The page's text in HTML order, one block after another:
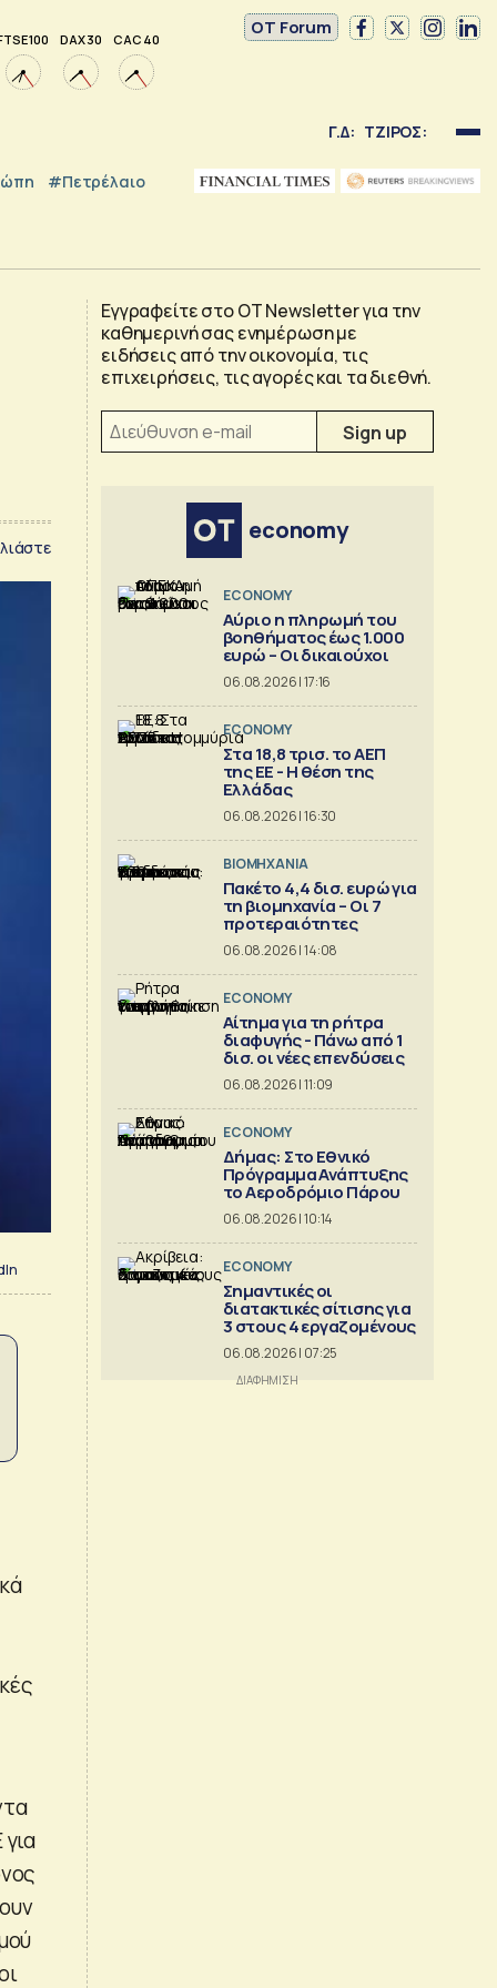
100 DAX 30 CAC 40
OT Forum
Γ.Δ: ΤΖΙΡΟΣ:
#Πετρέλαιο
Εγγραφείτε στο OT Newsletter για την
καθημερινή σας ενημέρωση με
ειδήσεις από την οικονομία, τις
επιχειρήσεις, τις αγορές και τα διεθνή.
economy
ECONOMY
Αύριο η πληρωμή του
βοηθήματος έως 1.000
ευρώ – Oι δικαιούχοι
06.08.2026 | 17:16
ECONOMY
Στα 18,8 τρισ. το ΑΕΠ
της ΕΕ - Η θέση της
Ελλάδας
06.08.2026 | 16:30
ΒΙΟΜΗΧΑΝΙΑ
Πακέτο 4,4 δισ. ευρώ για
τη βιομηχανία – Οι 7
προτεραιότητες
06.08.2026 | 14:08
ECONOMY
Αίτημα για τη ρήτρα
διαφυγής - Πάνω από 1
δισ. οι νέες επενδύσεις
06.08.2026 | 11:09
ECONOMY
Δήμας: Στο Εθνικό
Πρόγραμμα Ανάπτυξης
το Αεροδρόμιο Πάρου
06.08.2026 | 10:14
ECONOMY
Σημαντικές οι
διατακτικές σίτισης για
3 στους 4 εργαζομένους
06.08.2026 | 07:25